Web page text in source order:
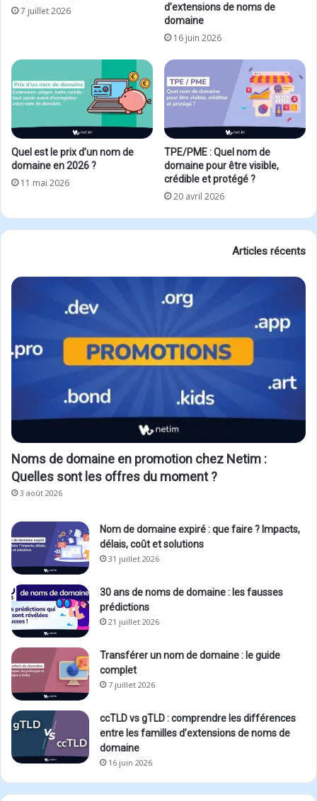
7 juillet 2026
d’extensions de noms de
domaine
16 juin 2026
Quel est le prix d’un nom de
domaine en 2026 ?
11 mai 2026
TPE/PME : Quel nom de
domaine pour être visible,
crédible et protégé ?
20 avril 2026
Articles récents
Noms de domaine en promotion chez Netim :
Quelles sont les offres du moment ?
3 août 2026
Nom de domaine expiré : que faire ? Impacts,
délais, coût et solutions
31 juillet 2026
30 ans de noms de domaine : les fausses
prédictions
21 juillet 2026
Transférer un nom de domaine : le guide
complet
7 juillet 2026
ccTLD vs gTLD : comprendre les différences
entre les familles d’extensions de noms de
domaine
16 juin 2026